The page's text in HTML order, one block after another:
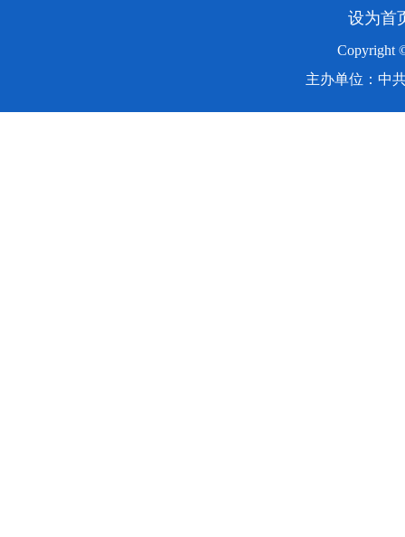
设为首
Copyright
主办单位：中